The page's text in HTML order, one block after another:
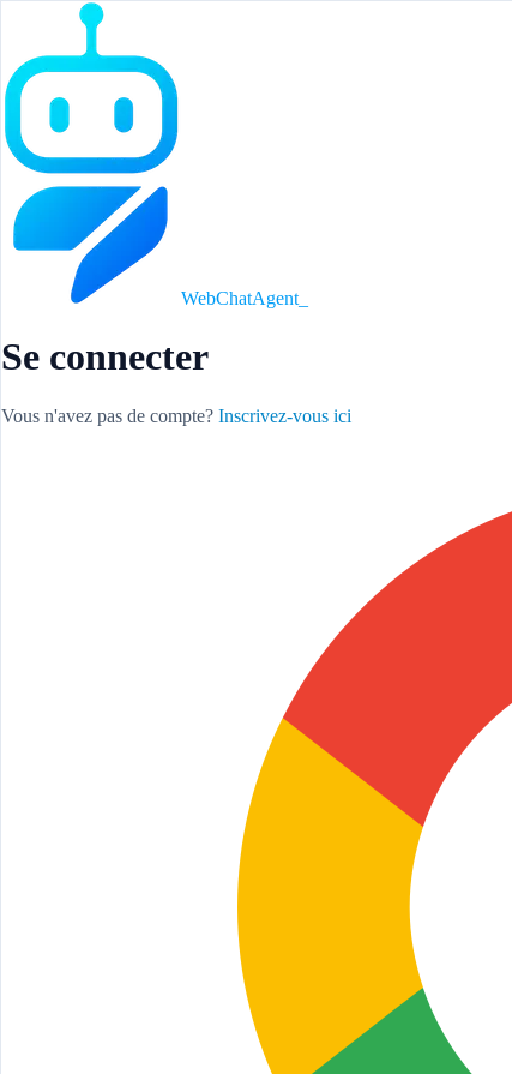
WebChatAgent
Se connecter
Vous n'avez pas de compte? Inscrivez-vous ici